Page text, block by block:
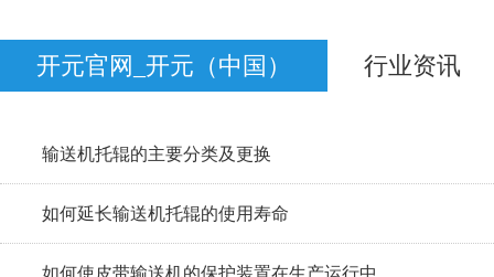
开元官网_开元（中国） 行业资讯
输送机托辊的主要分类及更换
如何延长输送机托辊的使用寿命